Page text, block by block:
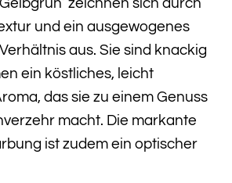
und ein ausgewogenes
aus. Sie sind knackig
ein köstliches, leicht
das sie zu einem Genuss
macht. Die markante
ist zudem ein optischer